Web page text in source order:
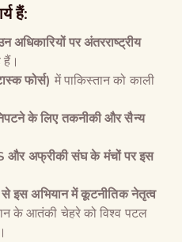
हैं:
अधिकारियों पर अंतरराष्ट्रीय
फोर्स) में पाकिस्तान को काली
के लिए तकनीकी और सैन्य
और अफ्रीकी संघ के मंचों पर इस
इस अभियान में कूटनीतिक नेतृत्व
के आतंकी चेहरे को विश्व पटल